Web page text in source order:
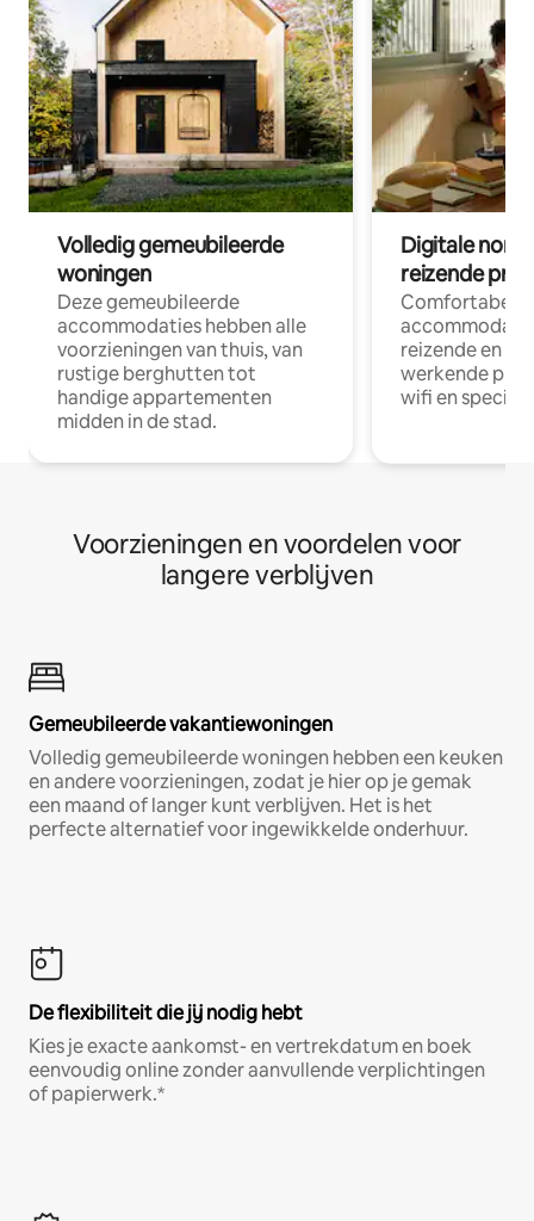
Volledig gemeubileerde
woningen
Deze gemeubileerde
accommodaties hebben alle
voorzieningen van thuis, van
rustige berghutten tot
handige appartementen
midden in de stad.
Digitale
reizende
Comfortabele
reizende en
werkende
wifi en
Voorzieningen en voordelen voor
langere verblijven
Gemeubileerde vakantiewoningen
Volledig gemeubileerde woningen hebben een keuken
en andere voorzieningen, zodat je hier op je gemak
een maand of langer kunt verblijven. Het is het
perfecte alternatief voor ingewikkelde onderhuur.
De flexibiliteit die jij nodig hebt
Kies je exacte aankomst- en vertrekdatum en boek
eenvoudig online zonder aanvullende verplichtingen
of papierwerk.*